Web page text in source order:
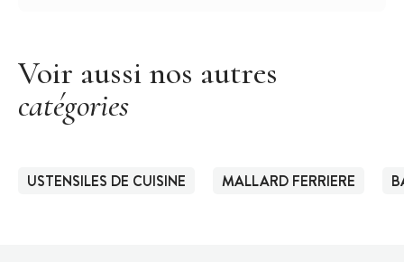
Voir aussi nos autres
catégories
USTENSILES DE CUISINE MALLARD FERRIERE